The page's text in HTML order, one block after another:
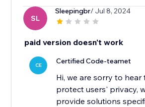
SL
Sleepingbr/ Jul 8, 2024
paid version doesn't work
CE Certified Code-teamet
Hi, we are sorry to hear
protect users' privacy,
provide solutions